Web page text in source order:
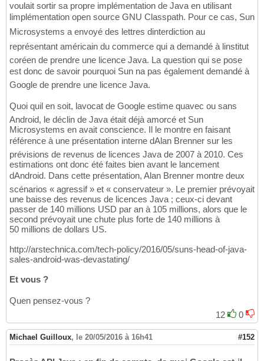
voulait sortir sa propre implémentation de Java en utilisant
limplémentation open source GNU Classpath. Pour ce cas, Sun
Microsystems a envoyé des lettres dinterdiction au
représentant américain du commerce qui a demandé à linstitut
coréen de prendre une licence Java. La question qui se pose
est donc de savoir pourquoi Sun na pas également demandé à
Google de prendre une licence Java.
Quoi quil en soit, lavocat de Google estime quavec ou sans
Android, le déclin de Java était déjà amorcé et Sun
Microsystems en avait conscience. Il le montre en faisant
référence à une présentation interne dAlan Brenner sur les
prévisions de revenus de licences Java de 2007 à 2010. Ces
estimations ont donc été faites bien avant le lancement
dAndroid. Dans cette présentation, Alan Brenner montre deux
scénarios « agressif » et « conservateur ». Le premier prévoyait
une baisse des revenus de licences Java ; ceux-ci devant
passer de 140 millions USD par an à 105 millions, alors que le
second prévoyait une chute plus forte de 140 millions à
50 millions de dollars US.
http://arstechnica.com/tech-policy/2016/05/suns-head-of-java-
sales-android-was-devastating/
Et vous ?
Quen pensez-vous ?
12
0
Michael Guilloux, le 20/05/2016 à 16h41 #152